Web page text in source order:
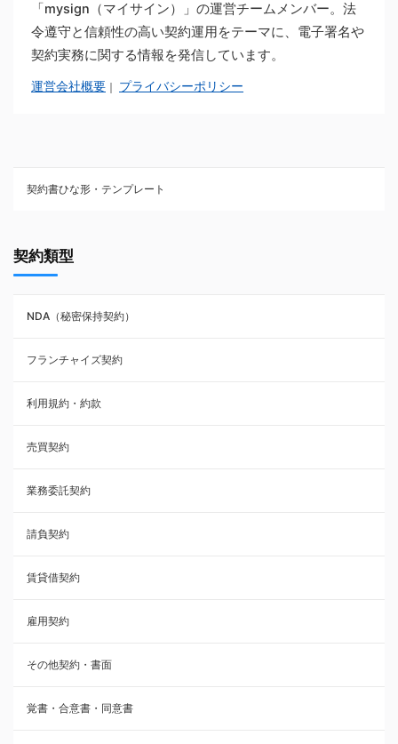
「mysign（マイサイン）」の運営チームメンバー。法
令遵守と信頼性の高い契約運用をテーマに、電子署名や
契約実務に関する情報を発信しています。
運営会社概要 ｜ プライバシーポリシー
契約書ひな形・テンプレート
NDA（秘密保持契約）
業務委託契約
利用規約・約款
覚書・合意書・同意書
承諾書
雇用契約
その他契約・書面
売買契約
株主総会議事録・関連書類
請負契約
フランチャイズ契約
契約類型
NDA（秘密保持契約）
フランチャイズ契約
利用規約・約款
売買契約
業務委託契約
請負契約
賃貸借契約
雇用契約
その他契約・書面
覚書・合意書・同意書